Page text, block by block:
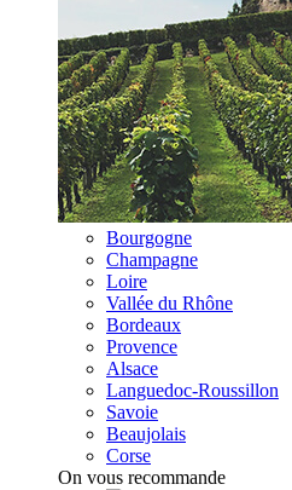
Bourgogne
Champagne
Loire
Vallée du Rhône
Bordeaux
Provence
Alsace
Languedoc-Roussillon
Savoie
Beaujolais
Corse
On vous recommande